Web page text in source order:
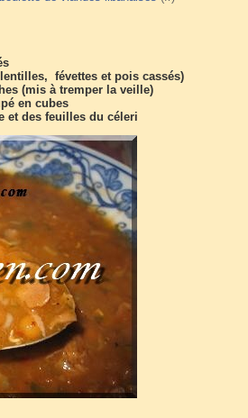
févettes et pois cassés)
(mis à tremper la veille)
en cubes
et des feuilles du céleri